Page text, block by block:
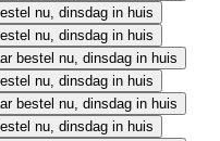
nu, dinsdag in huis
nu, dinsdag in huis
bestel nu, dinsdag in huis
nu, dinsdag in huis
bestel nu, dinsdag in huis
nu, dinsdag in huis